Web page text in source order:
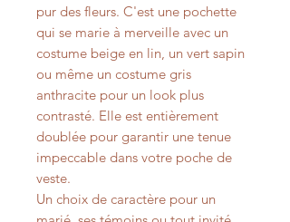
pur des fleurs. C'est une pochette
qui se marie à merveille avec un
costume beige en lin, un vert sapin
ou même un costume gris
anthracite pour un look plus
contrasté. Elle est entièrement
doublée pour garantir une tenue
impeccable dans votre poche de
veste.
Un choix de caractère pour un